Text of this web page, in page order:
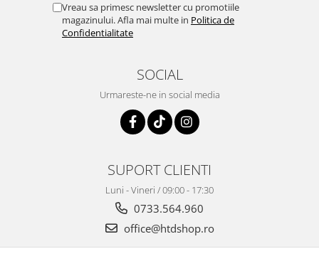
Vreau sa primesc newsletter cu promotiile
magazinului. Afla mai multe in Politica de
Confidentialitate
SOCIAL
Urmareste-ne in social media
SUPORT CLIENTI
Luni - Vineri / 09:00 - 17:30
0733.564.960
office@htdshop.ro